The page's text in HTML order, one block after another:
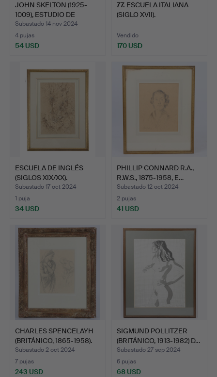
JOHN SKELTON (1925-
1009), ESTUDIO DE
DESNU…
Subastado 14 nov 2024
4 pujas
54 USD
77. ESCUELA ITALIANA
(SIGLO XVII).
Vendido
170 USD
ESCUELA DE INGLÉS
(SIGLOS XIX/XX).
Subastado 17 oct 2024
1 puja
34 USD
PHILLIP CONNARD R.A.,
R.W.S., 1875-1958, E…
Subastado 12 oct 2024
2 pujas
41 USD
CHARLES SPENCELAYH
(BRITÁNICO, 1865-1958).
Subastado 2 oct 2024
7 pujas
243 USD
SIGMUND POLLITZER
(BRITÁNICO, 1913-1982) D…
Subastado 27 sep 2024
6 pujas
68 USD